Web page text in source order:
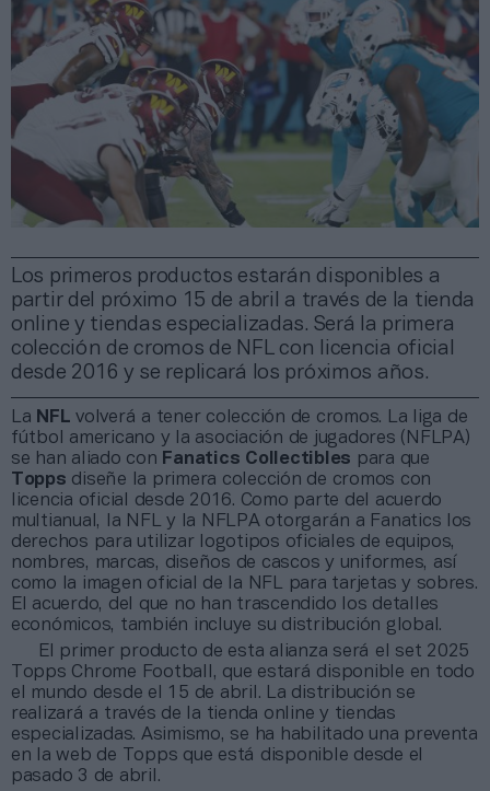
Los primeros productos estarán disponibles a
partir del próximo 15 de abril a través de la tienda
online y tiendas especializadas. Será la primera
colección de cromos de NFL con licencia oficial
desde 2016 y se replicará los próximos años.
La NFL volverá a tener colección de cromos. La liga de
fútbol americano y la asociación de jugadores (NFLPA)
se han aliado con Fanatics Collectibles para que
Topps diseñe la primera colección de cromos con
licencia oficial desde 2016. Como parte del acuerdo
multianual, la NFL y la NFLPA otorgarán a Fanatics los
derechos para utilizar logotipos oficiales de equipos,
nombres, marcas, diseños de cascos y uniformes, así
como la imagen oficial de la NFL para tarjetas y sobres.
El acuerdo, del que no han trascendido los detalles
económicos, también incluye su distribución global.
El primer producto de esta alianza será el set 2025
Topps Chrome Football, que estará disponible en todo
el mundo desde el 15 de abril. La distribución se
realizará a través de la tienda online y tiendas
especializadas. Asimismo, se ha habilitado una preventa
en la web de Topps que está disponible desde el
pasado 3 de abril.